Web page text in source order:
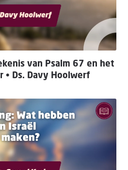
van Psalm 67 en het
• Ds. Davy Hoolwerf